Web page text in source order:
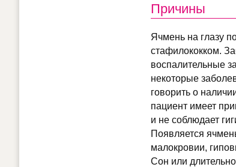
Причины
Ячмень на глазу
стафилококком.
воспалительные
некоторые
говорить о
пациент имеет
и не соблюдает
Появляется
малокровии,
Сон или